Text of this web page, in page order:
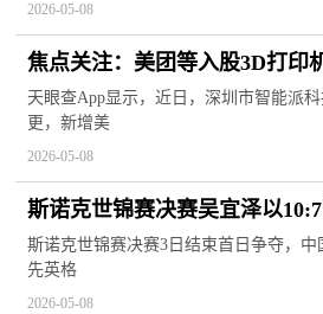
2026-05-08
焦点关注：美团等入股3D打印
天眼查App显示，近日，深圳市智能派
更，新增美
2026-05-08
斯诺克世锦赛决赛吴宜泽以
斯诺克世锦赛决赛3日结束首日争夺，中
先英格
2026-05-08